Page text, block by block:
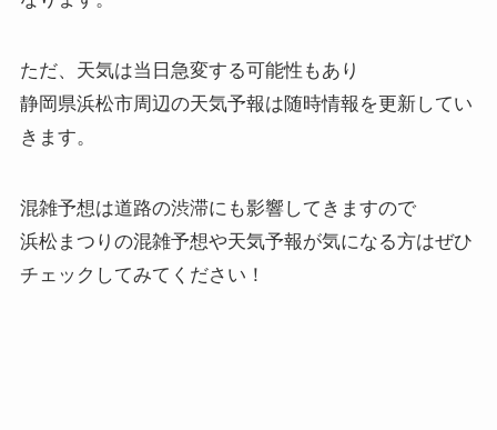
ただ、天気は当日急変する可能性もあり
静岡県浜松市周辺の天気予報は随時情報を更新してい
きます。
混雑予想は道路の渋滞にも影響してきますので
浜松まつりの混雑予想や天気予報が気になる方はぜひ
チェックしてみてください！